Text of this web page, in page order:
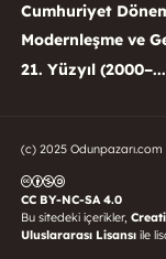
Cumhuriyet
Modernleşme ve
21. Yüzyıl
(c) 2025 Odunpazarı.com
CC BY-NC-SA 4.0
Bu sitedeki içerikler,
Uluslararası Lisansı ile